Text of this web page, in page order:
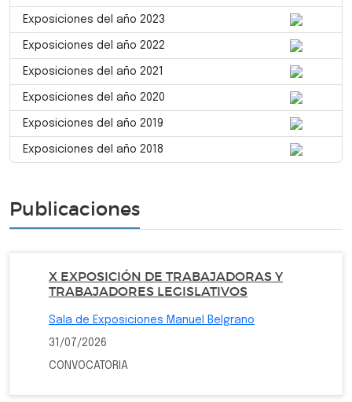
Exposiciones del año 2023
Exposiciones del año 2022
Exposiciones del año 2021
Exposiciones del año 2020
Exposiciones del año 2019
Exposiciones del año 2018
Publicaciones
X EXPOSICIÓN DE TRABAJADORAS Y
TRABAJADORES LEGISLATIVOS
Sala de Exposiciones Manuel Belgrano
31/07/2026
CONVOCATORIA